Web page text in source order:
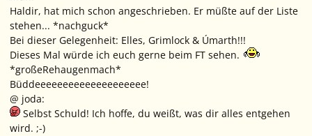
Haldir, hat mich schon angeschrieben. Er müßte auf der Liste
stehen... *nachguck*
Bei dieser Gelegenheit: Elles, Grimlock & Úmarth!!!
Dieses Mal würde ich euch gerne beim FT sehen.
*großeRehaugenmach*
Büddeeeeeeeeeeeeeeeeeeee!
@ joda:
Selbst Schuld! Ich hoffe, du weißt, was dir alles entgehen
wird. ;-)